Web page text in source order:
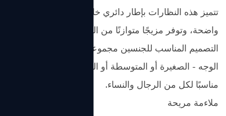
تتميز هذه النظارات بإطار دائري خالد مع أنماط سطحية
واضحة، وتوفر مزيجًا متوازنًا من البساطة والأناقة. يناسب
التصميم المناسب للجنسين مجموعة واسعة من أشكال
الوجه - الصغيرة أو المتوسطة أو الكبيرة - مما يجعله
مناسبًا لكل من الرجال والنساء.
ملاءمة مريحة